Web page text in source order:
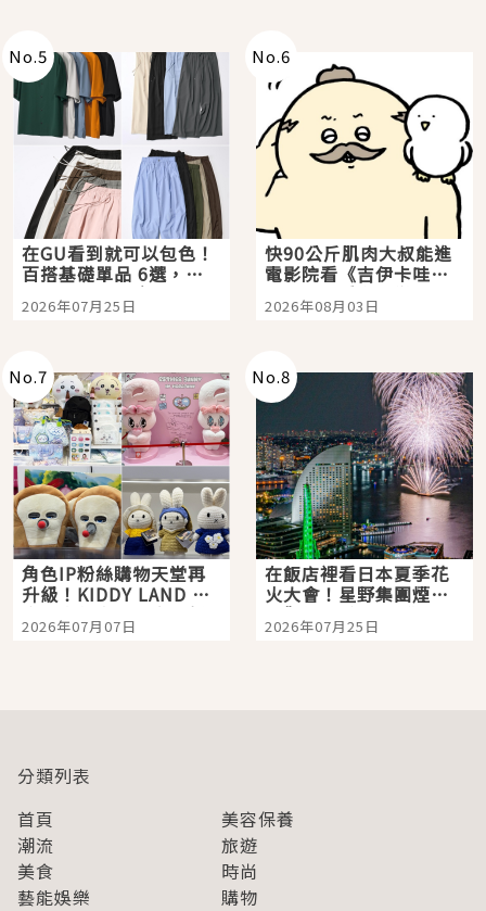
No.5
在GU看到就可以包色！
百搭基礎單品 6選，閉
眼全收也不心疼
2026年07月25日
No.6
快90公斤肌肉大叔能進
電影院看《吉伊卡哇》
嗎？日本重金屬樂團
「打首」會長與nagano
2026年08月03日
No.7
角色IP粉絲購物天堂再
升級！KIDDY LAND 原
宿店吉伊卡哇迎客，新
開幕 OMOKADO 店3分
2026年07月07日
No.8
在飯店裡看日本夏季花
火大會！星野集團煙火
景觀飯店6選，讓你不用
人擠人悠閒欣賞
2026年07月25日
分類列表
首頁
美容保養
潮流
旅遊
美食
時尚
藝能娛樂
購物